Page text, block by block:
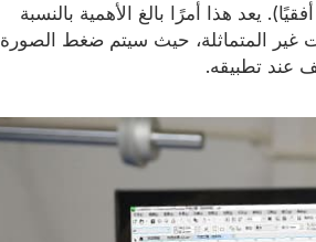
يعد هذا أمرًا بالغ الأهمية بالنسبة
غير المتماثلة، حيث سيتم ضغط الصورة
عند تطبيقه.